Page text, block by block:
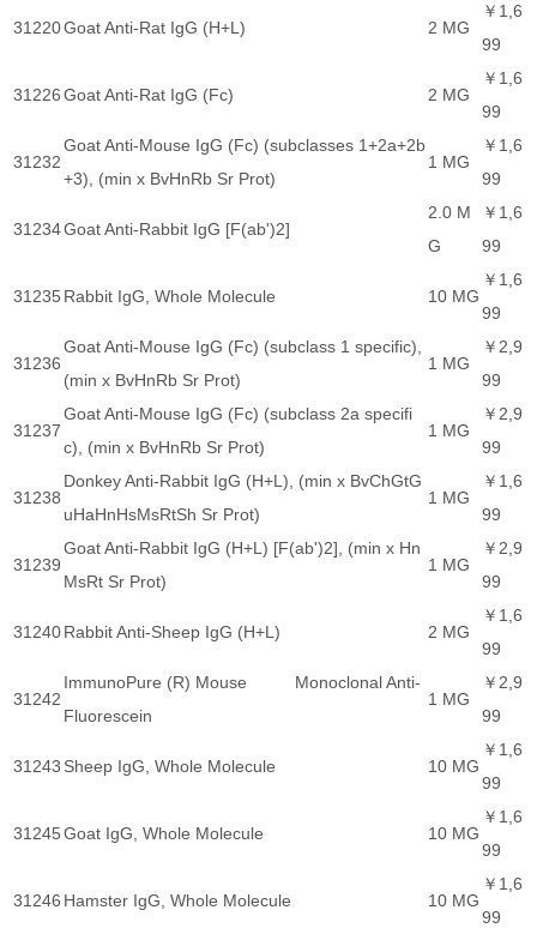
31220Goat Anti-Rat IgG (H+L) 2 MG
￥1,6
99
31226 Goat Anti-Rat IgG (Fc) 2 MG
￥1,6
99
31232
Goat Anti-Mouse IgG (Fc) (subclasses 1+2a+2b
+3), (min x BvHnRb Sr Prot)
1 MG
￥1,6
99
31234Goat Anti-Rabbit IgG [F(ab')2]
2.0 M
G
￥1,6
99
31235 Rabbit IgG, Whole Molecule 10 MG
￥1,6
99
31236
Goat Anti-Mouse IgG (Fc) (subclass 1 specific),
(min x BvHnRb Sr Prot)
1 MG
￥2,9
99
31237
Goat Anti-Mouse IgG (Fc) (subclass 2a specifi
c), (min x BvHnRb Sr Prot)
1 MG
￥2,9
99
31238
Donkey Anti-Rabbit IgG (H+L), (min x BvChGtG
uHaHnHsMsRtSh Sr Prot)
1 MG
￥1,6
99
31239
Goat Anti-Rabbit IgG (H+L) [F(ab')2], (min x Hn
MsRt Sr Prot)
1 MG
￥2,9
99
31240Rabbit Anti-Sheep IgG (H+L) 2 MG
￥1,6
99
31242
ImmunoPure (R) Mouse Monoclonal Anti-
Fluorescein
1 MG
￥2,9
99
31243 Sheep IgG, Whole Molecule 10 MG
￥1,6
99
31245 Goat IgG, Whole Molecule 10 MG
￥1,6
99
31246 Hamster IgG, Whole Molecule 10 MG
￥1,6
99